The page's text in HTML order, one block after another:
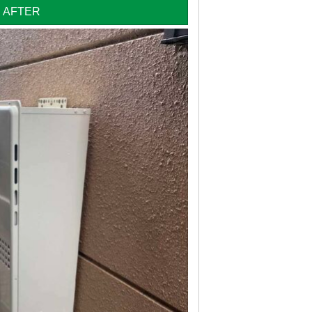
AFTER